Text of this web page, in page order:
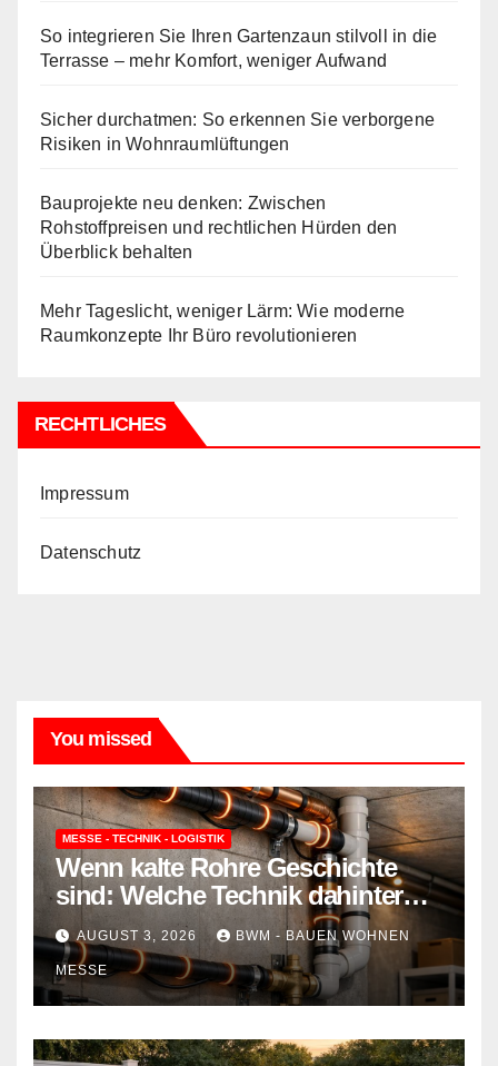
So integrieren Sie Ihren Gartenzaun stilvoll in die
Terrasse – mehr Komfort, weniger Aufwand
Sicher durchatmen: So erkennen Sie verborgene
Risiken in Wohnraumlüftungen
Bauprojekte neu denken: Zwischen
Rohstoffpreisen und rechtlichen Hürden den
Überblick behalten
Mehr Tageslicht, weniger Lärm: Wie moderne
Raumkonzepte Ihr Büro revolutionieren
RECHTLICHES
Impressum
Datenschutz
You missed
MESSE - TECHNIK - LOGISTIK
Wenn kalte Rohre Geschichte
sind: Welche Technik dahinter
steckt und wie sie Ihr Zuhause
schützt
AUGUST 3, 2026 BWM - BAUEN WOHNEN
MESSE